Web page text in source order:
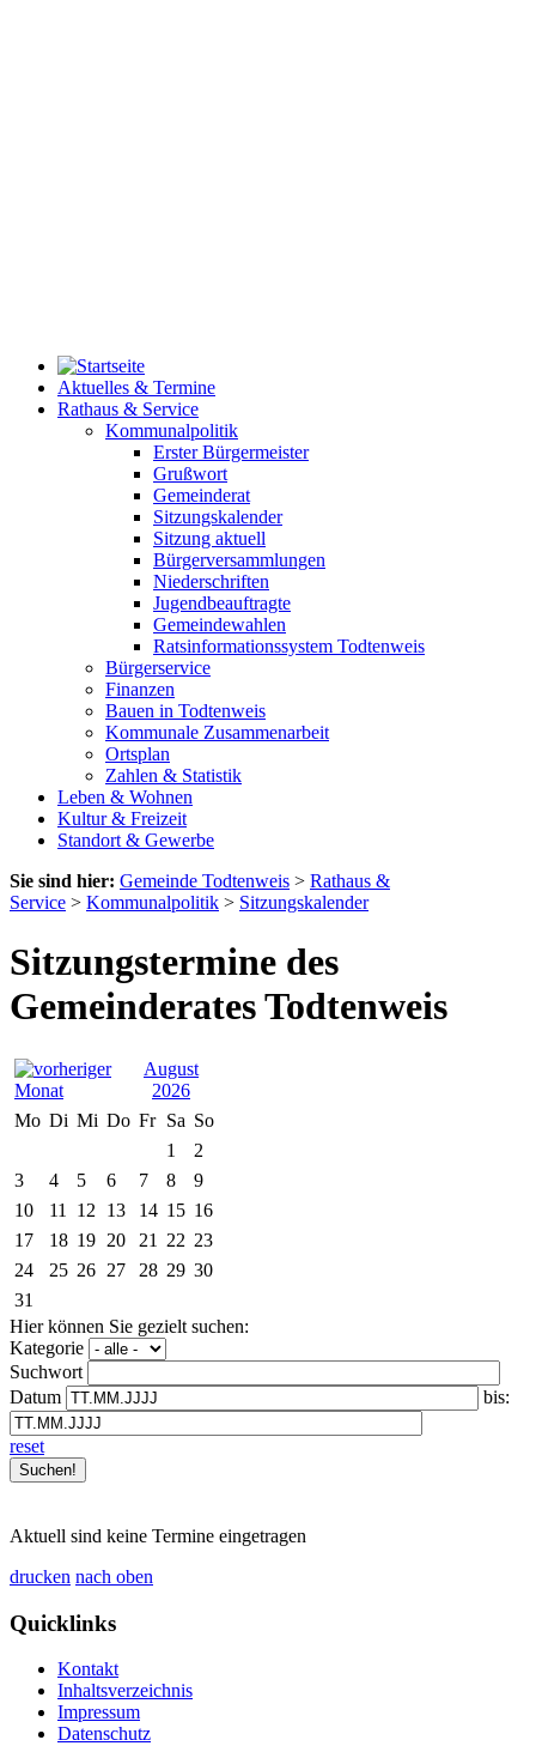
Aktuelles & Termine
Rathaus & Service
Kommunalpolitik
Erster Bürgermeister
Grußwort
Gemeinderat
Sitzungskalender
Sitzung aktuell
Bürgerversammlungen
Niederschriften
Jugendbeauftragte
Gemeindewahlen
Ratsinformationssystem Todtenweis
Bürgerservice
Finanzen
Bauen in Todtenweis
Kommunale Zusammenarbeit
Ortsplan
Zahlen & Statistik
Leben & Wohnen
Kultur & Freizeit
Standort & Gewerbe
Sie sind hier: Gemeinde Todtenweis > Rathaus &
Service > Kommunalpolitik > Sitzungskalender
Sitzungstermine des
Gemeinderates Todtenweis
August
2026
Mo Di Mi Do Fr Sa So
1
2
3
4 5 6 7 8
9
10
11 12 13 14 15 16
17
18 19 20 21 22 23
24
25 26 27 28 29 30
31
Hier können Sie gezielt suchen:
Kategorie
Suchwort
Datum
bis:
reset
Aktuell sind keine Termine eingetragen
drucken nach oben
Quicklinks
Kontakt
Inhaltsverzeichnis
Impressum
Datenschutz